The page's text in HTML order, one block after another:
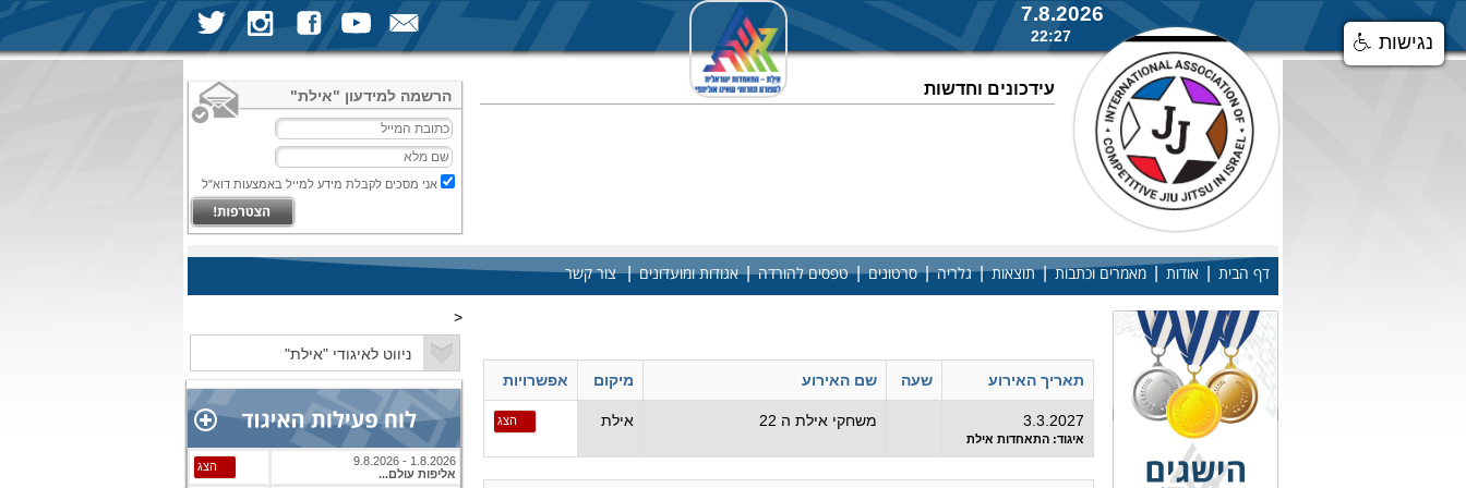
7.8.2026
22:27
הרשמה למידעון "אילת"
אני מסכים לקבלת מידע למייל באמצעות דוא"ל
עידכונים וחדשות
דף הבית אודות מאמרים וכתבות|תוצאות|גלריה|סרטונים|טפסים להורדה|אגודות ומועדונים| צור קשר
תאריך האירוע שעה שם האירוע מיקום אפשרויות
3.3.2027
איגוד: התאחדות אילת
משחקי אילת ה 22 אילת הצג
<
1.8.2026 - 9.8.2026
אליפות עולם...
הצג
נגישות